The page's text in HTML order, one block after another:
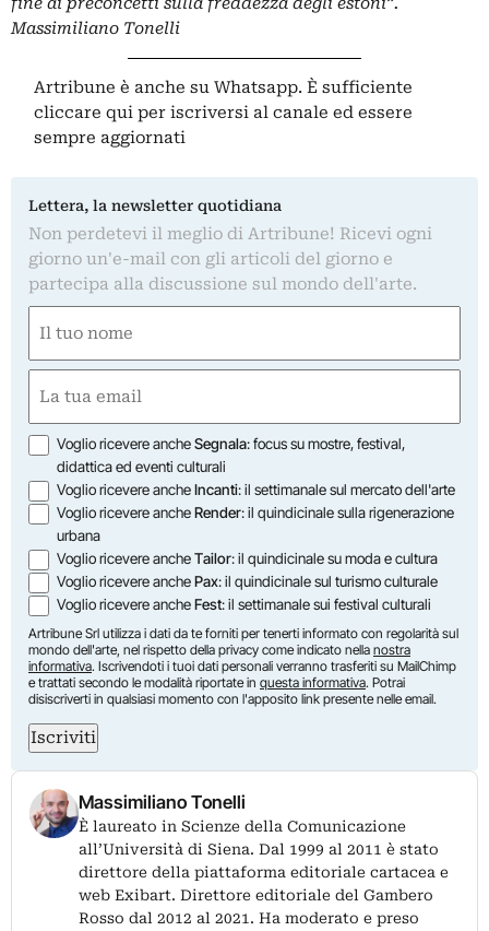
Massimiliano Tonelli
Artribune è anche su Whatsapp. È sufficiente
cliccare qui per iscriversi al canale ed essere
sempre aggiornati
Lettera, la newsletter quotidiana
Non perdetevi il meglio di Artribune! Ricevi ogni
giorno un'e-mail con gli articoli del giorno e
partecipa alla discussione sul mondo dell'arte.
(Obbligatorio)
(Obbligatorio)
Opzioni
Voglio ricevere ancheSegnala: focus su mostre, festival,
didattica ed eventi culturali
Voglio ricevere ancheIncanti: il settimanale sul mercato dell'arte
Voglio ricevere ancheRender: il quindicinale sulla rigenerazione
urbana
Voglio ricevere ancheTailor: il quindicinale su moda e cultura
Voglio ricevere anchePax: il quindicinale sul turismo culturale
Voglio ricevere ancheFest: il settimanale sui festival culturali
Artribune Srl utilizza i dati da te forniti per tenerti informato con regolarità sul
mondo dell'arte, nel rispetto della privacy come indicato nella nostra
informativa. Iscrivendoti i tuoi dati personali verranno trasferiti su MailChimp
e trattati secondo le modalità riportate in questa informativa. Potrai
disiscriverti in qualsiasi momento con l'apposito link presente nelle email.
Iscriviti
Massimiliano Tonelli
È laureato in Scienze della Comunicazione
all’Università di Siena. Dal 1999 al 2011 è stato
direttore della piattaforma editoriale cartacea e
web Exibart. Direttore editoriale del Gambero
Rosso dal 2012 al 2021. Ha moderato e preso